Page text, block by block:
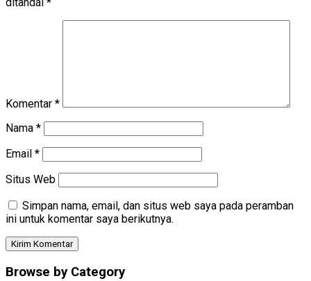
ditandai *
Komentar *
Nama *
Email *
Situs Web
Simpan nama, email, dan situs web saya pada peramban
ini untuk komentar saya berikutnya.
Browse by Category